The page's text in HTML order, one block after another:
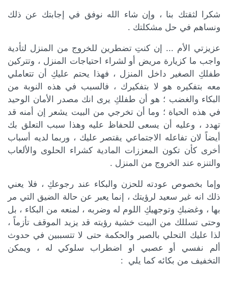
الموضوع
شكرا لثقتك بنا ، وإن شاء الله نوفق في إجابتك عن ذلك
ونساهم في حل مشكلتك .
عزيزتي الأم ... إن كنتِ تضطرين للخروج من المنزل لتأدية
واجب ما كزيارة مريض أو لشراء احتياجات المنزل ، وتتركين
طفلكِ الصغير داخل المنزل ، فهذا يحتم عليكِ أن تتعاملي
معه بتفكيره هو لا بتفكيرك ، فالسبب في هذه النوبة من
البكاء والغضب ؛ هو أن طفلكِ يرى انك مصدر الأمان الوحيد
في هذه الحياة ؛ وما أن تخرجي من البيت يشعر إن أمنه قد
تهدد ، وعليه أن يسعى للحفاظ عليه وهذا سبب التعلق بك
أيضاً لان تفاعله الاجتماعي يقتصر عليك ، وربما لديه أسباب
أخرى كأن تكون المعززات المادية كشراء الحلوى والألعاب
والتنزه عند الخروج من المنزل .
وإما بخصوص عودته للحزن والبكاء عند رجوعكِ ، فلا يعني
ذلك انه غير سعيد لرؤيتك ، إنما يعبر عن حالة الضيق التي مر
بها ، وغضبكِ وتوجهيكِ اللوم له وضربه ، لمنعه من البكاء ، بل
وحتى تسللك من البيت خشية رؤيته قد يزيد الموقف تأزماً ،
لذا عليك التحلي بالصبر والحكمة حتى لا تتسببين في حدوث
ألم نفسي أو عصبي او اضطراب سلوكي له ، ويمكن
التخفيف من بكائه كما يلي :